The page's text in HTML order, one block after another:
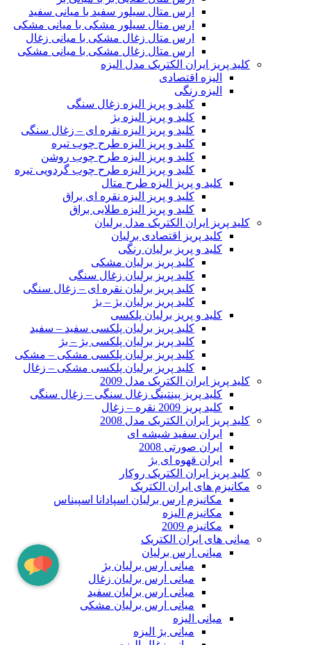
ارس متال سیلور سفید با میانی سفید
ارس متال سیلور مشکی با میانی مشکی
ارس متال زغال مشکی با میانی زغال
ارس متال زغال مشکی با میانی مشکی
کلید پریز ایران الکتریک مدل الیزه
الیزه اقتصادی
الیزه رنگی
کلید و پریز الیزه زغال سنگی
کلید و پریز الیزه بژ
کلید و پریز الیزه نقره ای – زغال سنگی
کلید و پریز الیزه طرح چوب تیره
کلید و پریز الیزه طرح چوب روشن
کلید و پریز الیزه طرح چوب گردویی تیره
کلید و پریز الیزه طرح متال
کلید و پریز الیزه نقره ای براق
کلید و پریز الیزه طلایی براق
کلید پریز ایران الکتریک مدل برلیان
کلید پریز اقتصادی برلیان
کلید و پریز برلیان رنگی
کلید پریز برلیان مشکی
کلید پریز برلیان زغال سنگی
کلید پریز برلیان نقره ای – زغال سنگی
کلید پریز برلیان بژ – بژ
کلید و پریز برلیان پلکسی
کلید پریز برلیان پلکسی سفید – سفید
کلید پریز برلیان پلکسی بژ – بژ
کلید پریز برلیان پلکسی مشکی – مشکی
کلید پریز برلیان پلکسی مشکی – زغال
کلید پریز ایران الکتریک مدل 2009
کلید پریز پینتینگ زغال سنگی – زغال سنگی
کلید پریز 2009 نقره – زغال
کلید پریز ایران الکتریک مدل 2008
ایران سفید شیشه ای
ایران صورتی 2008
ایران قهوه ای بژ
کلید پریز ایران الکتریک روکار
مکانیزم های ایران الکتریک
مکانیزم ارس برلیان اسپادانا اسپیناس
مکانیزم الیزه
مکانیزم 2009
میانی های ایران الکتریک
میانی ارس برلیان
میانی ارس برلیان بژ
میانی ارس برلیان زغال
میانی ارس برلیان سفید
میانی ارس برلیان مشکی
میانی الیزه
میانی بژ الیزه